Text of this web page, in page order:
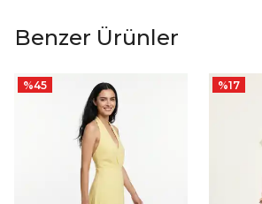
Benzer Ürünler
%45 %17